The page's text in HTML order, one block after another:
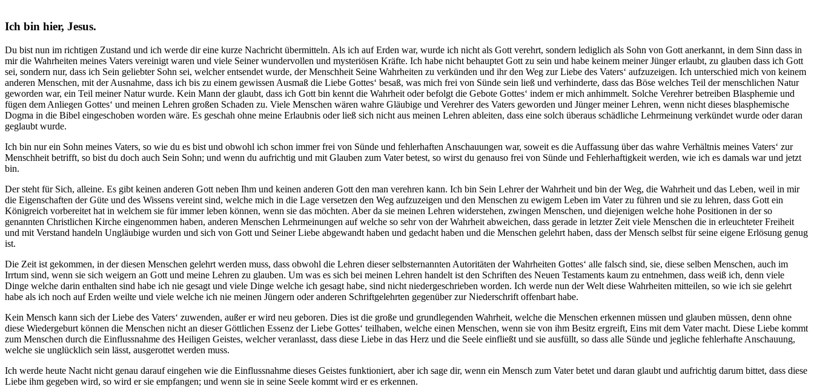
Ich bin hier, Jesus.
Du bist nun im richtigen Zustand und ich werde dir eine kurze Nachricht übermitteln. Als ich auf Erden war, wurde ich nicht als Gott verehrt, sondern lediglich als Sohn von Gott anerkannt, in dem Sinn dass in
mir die Wahrheiten meines Vaters vereinigt waren und viele Seiner wundervollen und mysteriösen Kräfte. Ich habe nicht behauptet Gott zu sein und habe keinem meiner Jünger erlaubt, zu glauben dass ich Gott
sei, sondern nur, dass ich Sein geliebter Sohn sei, welcher entsendet wurde, der Menschheit Seine Wahrheiten zu verkünden und ihr den Weg zur Liebe des Vaters‘ aufzuzeigen. Ich unterschied mich von keinem
anderen Menschen, mit der Ausnahme, dass ich bis zu einem gewissen Ausmaß die Liebe Gottes‘ besaß, was mich frei von Sünde sein ließ und verhinderte, dass das Böse welches Teil der menschlichen Natur
geworden war, ein Teil meiner Natur wurde. Kein Mann der glaubt, dass ich Gott bin kennt die Wahrheit oder befolgt die Gebote Gottes‘ indem er mich anhimmelt. Solche Verehrer betreiben Blasphemie und
fügen dem Anliegen Gottes‘ und meinen Lehren großen Schaden zu. Viele Menschen wären wahre Gläubige und Verehrer des Vaters geworden und Jünger meiner Lehren, wenn nicht dieses blasphemische
Dogma in die Bibel eingeschoben worden wäre. Es geschah ohne meine Erlaubnis oder ließ sich nicht aus meinen Lehren ableiten, dass eine solch überaus schädliche Lehrmeinung verkündet wurde oder daran
geglaubt wurde.
Ich bin nur ein Sohn meines Vaters, so wie du es bist und obwohl ich schon immer frei von Sünde und fehlerhaften Anschauungen war, soweit es die Auffassung über das wahre Verhältnis meines Vaters‘ zur
Menschheit betrifft, so bist du doch auch Sein Sohn; und wenn du aufrichtig und mit Glauben zum Vater betest, so wirst du genauso frei von Sünde und Fehlerhaftigkeit werden, wie ich es damals war und jetzt
bin.
Der steht für Sich, alleine. Es gibt keinen anderen Gott neben Ihm und keinen anderen Gott den man verehren kann. Ich bin Sein Lehrer der Wahrheit und bin der Weg, die Wahrheit und das Leben, weil in mir
die Eigenschaften der Güte und des Wissens vereint sind, welche mich in die Lage versetzen den Weg aufzuzeigen und den Menschen zu ewigem Leben im Vater zu führen und sie zu lehren, dass Gott ein
Königreich vorbereitet hat in welchem sie für immer leben können, wenn sie das möchten. Aber da sie meinen Lehren widerstehen, zwingen Menschen, und diejenigen welche hohe Positionen in der so
genannten Christlichen Kirche eingenommen haben, anderen Menschen Lehrmeinungen auf welche so sehr von der Wahrheit abweichen, dass gerade in letzter Zeit viele Menschen die in erleuchteter Freiheit
und mit Verstand handeln Ungläubige wurden und sich von Gott und Seiner Liebe abgewandt haben und gedacht haben und die Menschen gelehrt haben, dass der Mensch selbst für seine eigene Erlösung genug
ist.
Die Zeit ist gekommen, in der diesen Menschen gelehrt werden muss, dass obwohl die Lehren dieser selbsternannten Autoritäten der Wahrheiten Gottes‘ alle falsch sind, sie, diese selben Menschen, auch im
Irrtum sind, wenn sie sich weigern an Gott und meine Lehren zu glauben. Um was es sich bei meinen Lehren handelt ist den Schriften des Neuen Testaments kaum zu entnehmen, dass weiß ich, denn viele
Dinge welche darin enthalten sind habe ich nie gesagt und viele Dinge welche ich gesagt habe, sind nicht niedergeschrieben worden. Ich werde nun der Welt diese Wahrheiten mitteilen, so wie ich sie gelehrt
habe als ich noch auf Erden weilte und viele welche ich nie meinen Jüngern oder anderen Schriftgelehrten gegenüber zur Niederschrift offenbart habe.
Kein Mensch kann sich der Liebe des Vaters‘ zuwenden, außer er wird neu geboren. Dies ist die große und grundlegenden Wahrheit, welche die Menschen erkennen müssen und glauben müssen, denn ohne
diese Wiedergeburt können die Menschen nicht an dieser Göttlichen Essenz der Liebe Gottes‘ teilhaben, welche einen Menschen, wenn sie von ihm Besitz ergreift, Eins mit dem Vater macht. Diese Liebe kommt
zum Menschen durch die Einflussnahme des Heiligen Geistes, welcher veranlasst, dass diese Liebe in das Herz und die Seele einfließt und sie ausfüllt, so dass alle Sünde und jegliche fehlerhafte Anschauung,
welche sie unglücklich sein lässt, ausgerottet werden muss.
Ich werde heute Nacht nicht genau darauf eingehen wie die Einflussnahme dieses Geistes funktioniert, aber ich sage dir, wenn ein Mensch zum Vater betet und daran glaubt und aufrichtig darum bittet, dass diese
Liebe ihm gegeben wird, so wird er sie empfangen; und wenn sie in seine Seele kommt wird er es erkennen.